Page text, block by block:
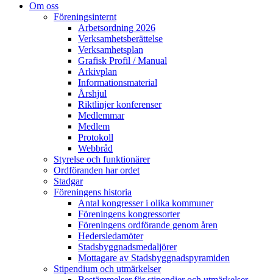
Om oss
Föreningsinternt
Arbetsordning 2026
Verksamhetsberättelse
Verksamhetsplan
Grafisk Profil / Manual
Arkivplan
Informationsmaterial
Årshjul
Riktlinjer konferenser
Medlemmar
Medlem
Protokoll
Webbråd
Styrelse och funktionärer
Ordföranden har ordet
Stadgar
Föreningens historia
Antal kongresser i olika kommuner
Föreningens kongressorter
Föreningens ordförande genom åren
Hedersledamöter
Stadsbyggnadsmedaljörer
Mottagare av Stadsbyggnadspyramiden
Stipendium och utmärkelser